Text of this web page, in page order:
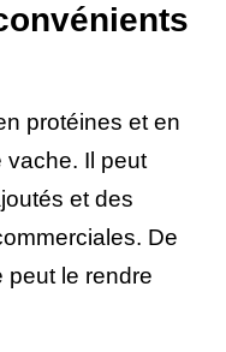
protéines et en
vache. Il peut
et des
De
peut le rendre